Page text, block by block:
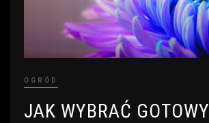
OGRÓD
JAK WYBRAĆ GOTOWY